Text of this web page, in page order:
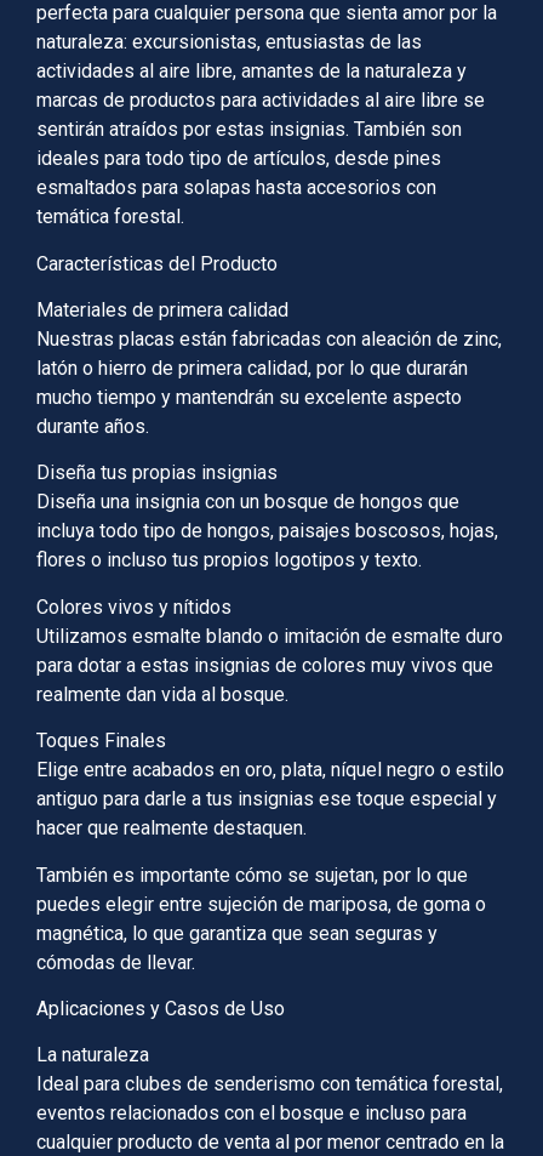
perfecta para cualquier persona que sienta amor por la
naturaleza: excursionistas, entusiastas de las
actividades al aire libre, amantes de la naturaleza y
marcas de productos para actividades al aire libre se
sentirán atraídos por estas insignias. También son
ideales para todo tipo de artículos, desde pines
esmaltados para solapas hasta accesorios con
temática forestal.
Características del Producto
Materiales de primera calidad
Nuestras placas están fabricadas con aleación de zinc,
latón o hierro de primera calidad, por lo que durarán
mucho tiempo y mantendrán su excelente aspecto
durante años.
Diseña tus propias insignias
Diseña una insignia con un bosque de hongos que
incluya todo tipo de hongos, paisajes boscosos, hojas,
flores o incluso tus propios logotipos y texto.
Colores vivos y nítidos
Utilizamos esmalte blando o imitación de esmalte duro
para dotar a estas insignias de colores muy vivos que
realmente dan vida al bosque.
Toques Finales
Elige entre acabados en oro, plata, níquel negro o estilo
antiguo para darle a tus insignias ese toque especial y
hacer que realmente destaquen.
También es importante cómo se sujetan, por lo que
puedes elegir entre sujeción de mariposa, de goma o
magnética, lo que garantiza que sean seguras y
cómodas de llevar.
Aplicaciones y Casos de Uso
La naturaleza
Ideal para clubes de senderismo con temática forestal,
eventos relacionados con el bosque e incluso para
cualquier producto de venta al por menor centrado en la